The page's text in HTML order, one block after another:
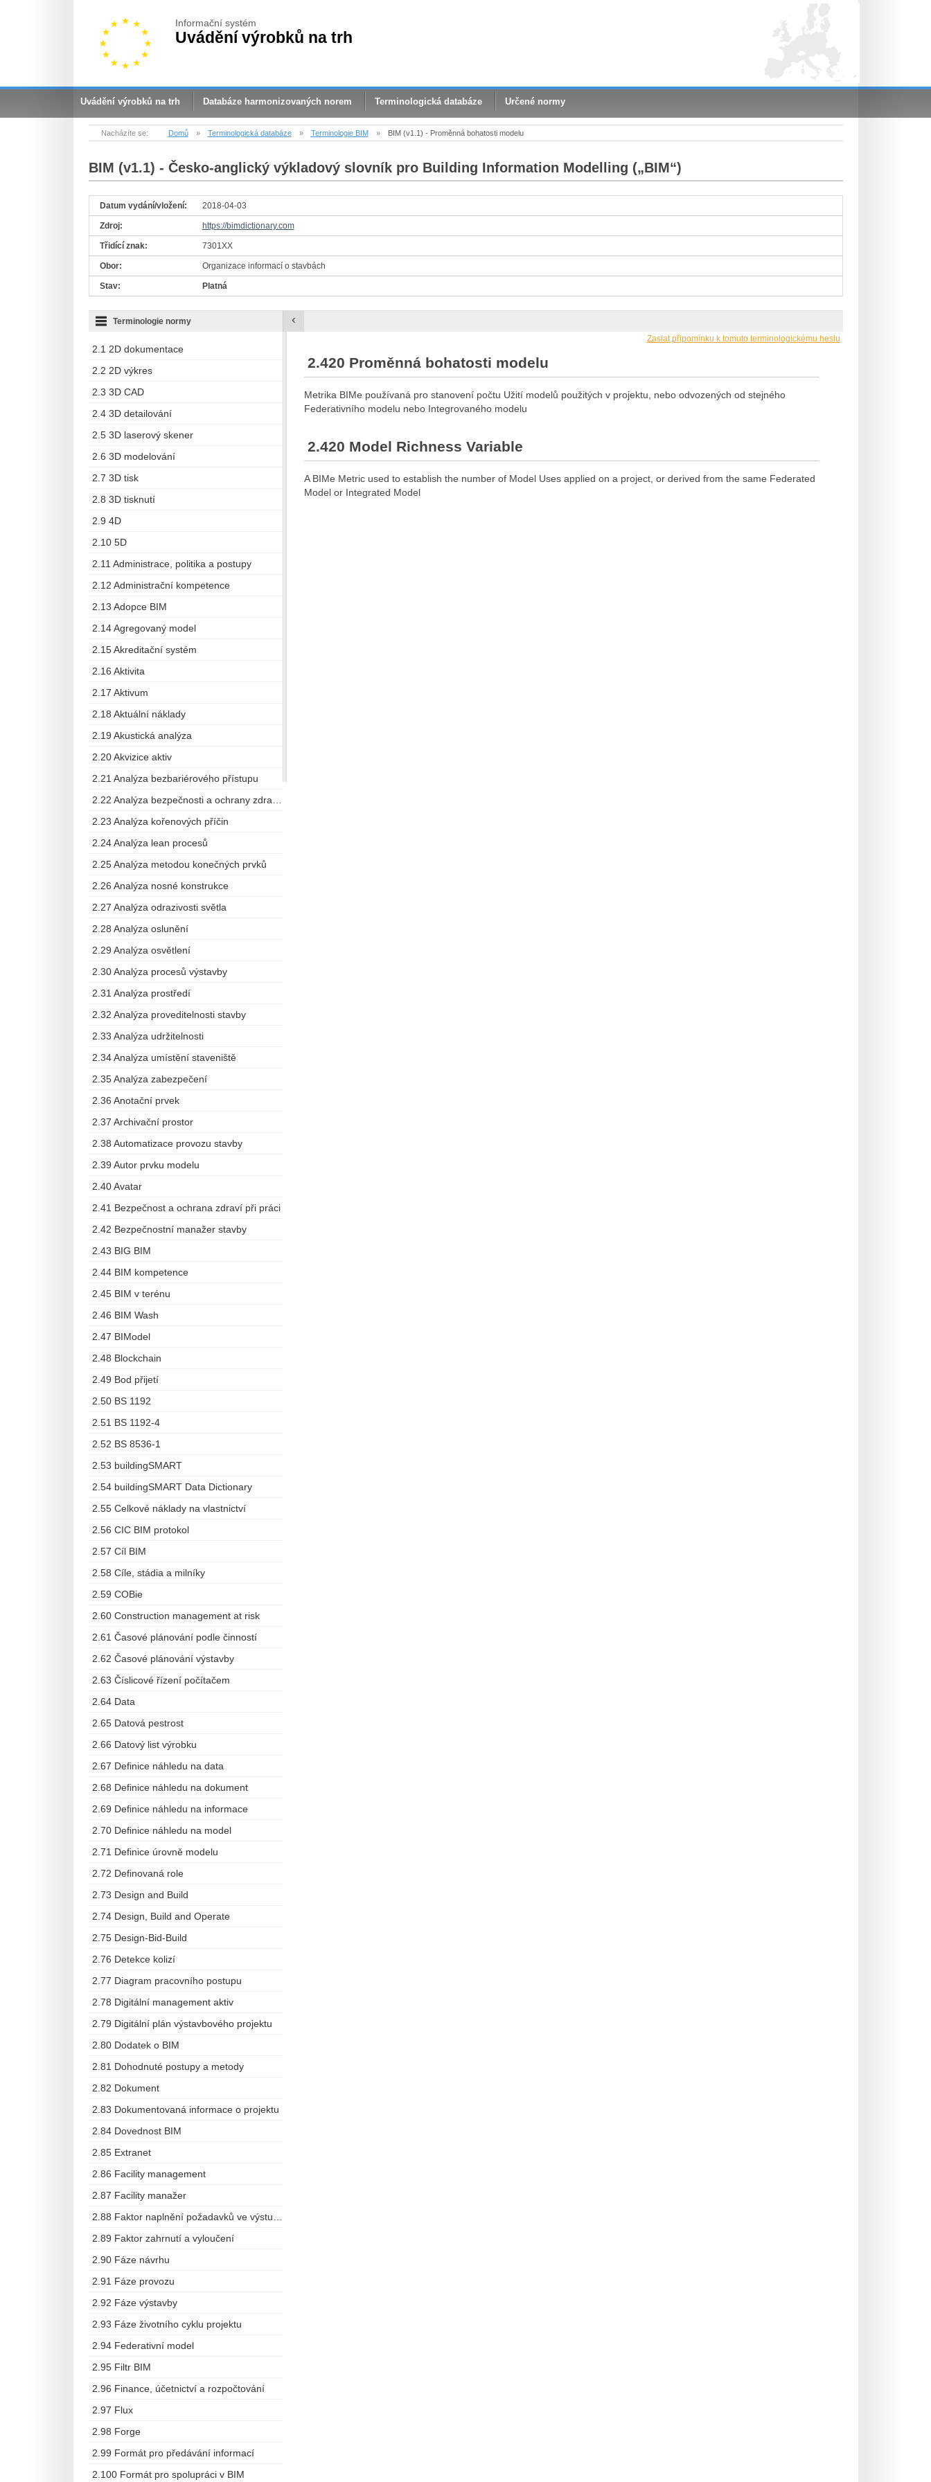
Informační systém
Uvádění výrobků na trh
Uvádění výrobků na trh Databáze harmonizovaných norem Terminologická databáze Určené normy
Nacházíte se: Domů » Terminologická databáze » Terminologie BIM » BIM (v1.1) - Proměnná bohatosti modelu
BIM (v1.1) - Česko-anglický výkladový slovník pro Building Information Modelling („BIM“)
Datum vydání/vložení: 2018-04-03
Zdroj: https://bimdictionary.com
Třidící znak: 7301XX
Obor: Organizace informací o stavbách
Stav: Platná
2.1 2D dokumentace
2.2 2D výkres
2.3 3D CAD
2.4 3D detailování
2.5 3D laserový skener
2.6 3D modelování
2.7 3D tisk
2.8 3D tisknutí
2.9 4D
2.10 5D
2.11 Administrace, politika a postupy
2.12 Administrační kompetence
2.13 Adopce BIM
2.14 Agregovaný model
2.15 Akreditační systém
2.16 Aktivita
2.17 Aktivum
2.18 Aktuální náklady
2.19 Akustická analýza
2.20 Akvizice aktiv
2.21 Analýza bezbariérového přístupu
2.23 Analýza kořenových příčin
2.24 Analýza lean procesů
2.25 Analýza metodou konečných prvků
2.26 Analýza nosné konstrukce
2.27 Analýza odrazivosti světla
2.28 Analýza oslunění
2.29 Analýza osvětlení
2.30 Analýza procesů výstavby
2.31 Analýza prostředí
2.32 Analýza proveditelnosti stavby
2.33 Analýza udržitelnosti
2.34 Analýza umístění staveniště
2.35 Analýza zabezpečení
2.36 Anotační prvek
2.37 Archivační prostor
2.38 Automatizace provozu stavby
2.39 Autor prvku modelu
2.40 Avatar
2.41 Bezpečnost a ochrana zdraví při práci
2.42 Bezpečnostní manažer stavby
2.43 BIG BIM
2.44 BIM kompetence
2.45 BIM v terénu
2.46 BIM Wash
2.47 BIModel
2.48 Blockchain
2.49 Bod přijetí
2.50 BS 1192
2.51 BS 1192-4
2.52 BS 8536-1
2.53 buildingSMART
2.54 buildingSMART Data Dictionary
2.55 Celkové náklady na vlastnictví
2.56 CIC BIM protokol
2.57 Cíl BIM
2.58 Cíle, stádia a milníky
2.59 COBie
2.60 Construction management at risk
2.61 Časové plánování podle činností
2.62 Časové plánování výstavby
2.63 Číslicové řízení počítačem
2.64 Data
2.65 Datová pestrost
2.66 Datový list výrobku
2.67 Definice náhledu na data
2.68 Definice náhledu na dokument
2.69 Definice náhledu na informace
2.70 Definice náhledu na model
2.71 Definice úrovně modelu
2.72 Definovaná role
2.73 Design and Build
2.74 Design, Build and Operate
2.75 Design-Bid-Build
2.76 Detekce kolizí
2.77 Diagram pracovního postupu
2.78 Digitální management aktiv
2.79 Digitální plán výstavbového projektu
2.80 Dodatek o BIM
2.81 Dohodnuté postupy a metody
2.82 Dokument
2.83 Dokumentovaná informace o projektu
2.84 Dovednost BIM
2.85 Extranet
2.86 Facility management
2.87 Facility manažer
2.89 Faktor zahrnutí a vyloučení
2.90 Fáze návrhu
2.91 Fáze provozu
2.92 Fáze výstavby
2.93 Fáze životního cyklu projektu
2.94 Federativní model
2.95 Filtr BIM
2.96 Finance, účetnictví a rozpočtování
2.97 Flux
2.98 Forge
2.99 Formát pro předávání informací
2.100 Formát pro spolupráci v BIM
Terminologie normy ‹
Zaslat připomínku k tomuto terminologickému heslu
2.420 Proměnná bohatosti modelu
Metrika BIMe používaná pro stanovení počtu Užití modelů použitých v projektu, nebo odvozených od stejného
Federativního modelu nebo Integrovaného modelu
2.420 Model Richness Variable
A BIMe Metric used to establish the number of Model Uses applied on a project, or derived from the same Federated
Model or Integrated Model